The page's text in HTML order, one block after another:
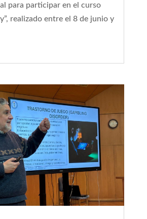
para participar en el curso
realizado entre el 8 de junio y